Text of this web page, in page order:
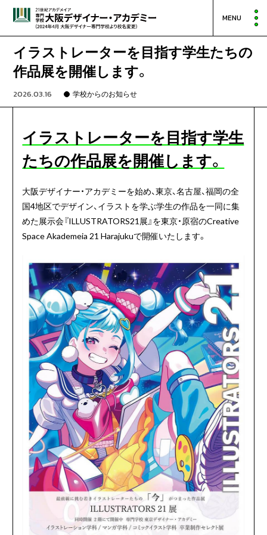
MENU
イラストレーターを目指す学生たちの
作品展を開催します。
2026.03.16 学校からのお知らせ
イラストレーターを目指す学生
たちの作品展を開催します。
大阪デザイナー・アカデミーを始め、東京、名古屋、福岡の全
国4地区でデザイン、イラストを学ぶ学生の作品を一同に集
めた展示会『ILLUSTRATORS21展』を東京・原宿のCreative
Space Akademeia 21 Harajukuで開催いたします。